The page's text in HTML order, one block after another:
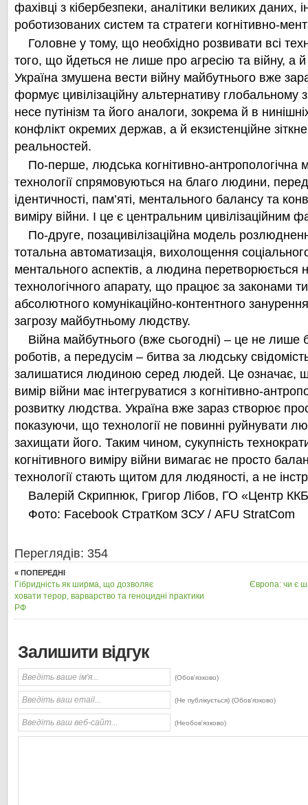
фахівці з кібербезпеки, аналітики великих даних,
роботизованих систем та стратеги когнітивно-
Головне у тому, що необхідно розвивати всі
того, що йдеться не лише про агресію та війну, а
Україна змушена вести війну майбутнього вже
формує цивілізаційну альтернативу
несе путінізм та його аналоги, зокрема й в
конфлікт окремих держав, а й екзистенційне
реальностей.
По-перше, людська когнітивно-антропологічна
технології спрямовуються на благо людини,
ідентичності, пам’яті, ментального балансу та
виміру війни. І це є центральним цивілізаційним
По-друге, позацивілізаційна модель
тотальна автоматизація, вихолощення
ментального аспектів, а людина перетворюється
технологічного апарату, що працює за законами
абсолютного комунікаційно-контентного
загрозу майбутньому людству.
Війна майбутнього (вже сьогодні) – це не лише
роботів, а передусім – битва за людську
залишатися людиною серед людей. Це означає,
вимір війни має інтегруватися з когнітивно-
розвитку людства. Україна вже зараз створює
показуючи, що технології не повинні руйнувати
захищати його. Таким чином, сукупність
когнітивного виміру війни вимагає не просто
технології стають щитом для людяності, а не
Валерій Скрипнюк, Григор Лібов, ГО «Центр
Фото: Facebook СтратКом ЗСУ / AFU StratCom
Переглядів: 354
« ПОПЕРЕДНІ
Гібридність як ширма, що дозволяє
ховати терор, варварство та геноцидні практики
РФ
Європа: чи є
Залишити відгук
(Обов'язково)
(Не публікується) (Обов'язково)
(Необов'язково)